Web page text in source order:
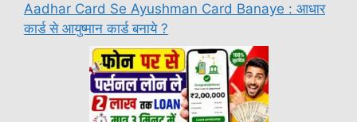
Aadhar Card Se Ayushman Card Banaye : आधार
कार्ड से आयुष्मान कार्ड बनाये ?